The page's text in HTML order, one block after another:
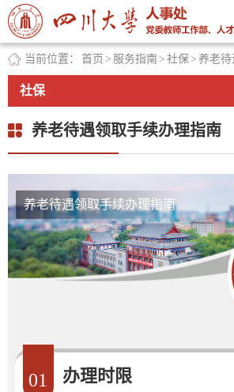
当前位置： 首页 > 服务指南 > 社保> 养老
社保
养老待遇领取手续办理指南
养老待遇领取手续办理指南
01 办理时限